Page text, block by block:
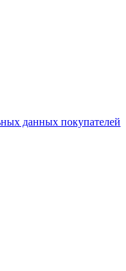
данных покупателей